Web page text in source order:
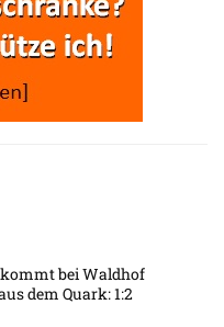
bei Waldhof
dem Quark: 1:2